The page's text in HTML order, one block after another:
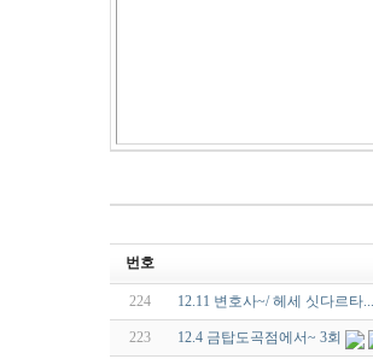
번호
224 12.11 변호사~/ 헤세 싯다르타...
223 12.4 금탑도곡점에서~ 3회